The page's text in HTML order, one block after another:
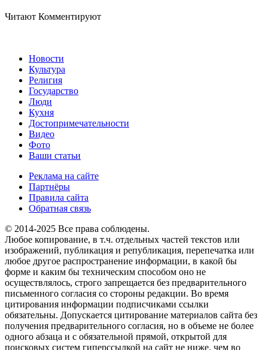
Читают Комментируют
Новости
Культура
Религия
Государство
Люди
Кухня
Достопримечательности
Видео
Фото
Ваши статьи
Реклама на сайте
Партнёры
Правила сайта
Обратная связь
© 2014-2025 Все права соблюдены.
Любое копирование, в т.ч. отдельных частей текстов или
изображений, публикация и републикация, перепечатка или
любое другое распространение информации, в какой бы
форме и каким бы техническим способом оно не
осуществлялось, строго запрещается без предварительного
письменного согласия со стороны редакции. Во время
цитирования информации подписчиками ссылки
обязательны. Допускается цитирование материалов сайта без
получения предварительного согласия, но в объеме не более
одного абзаца и с обязательной прямой, открытой для
поисковых систем гиперссылкой на сайт не ниже, чем во